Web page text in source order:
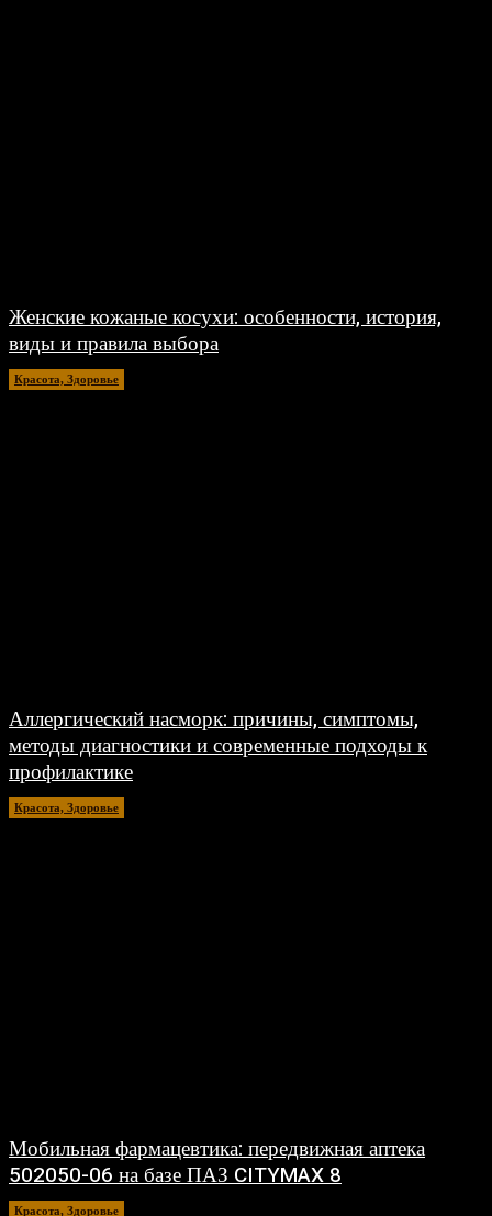
Женские кожаные косухи: особенности, история,
виды и правила выбора
Красота, Здоровье
Аллергический насморк: причины, симптомы,
методы диагностики и современные подходы к
профилактике
Красота, Здоровье
Мобильная фармацевтика: передвижная аптека
502050-06 на базе ПАЗ CITYMAX 8
Красота, Здоровье